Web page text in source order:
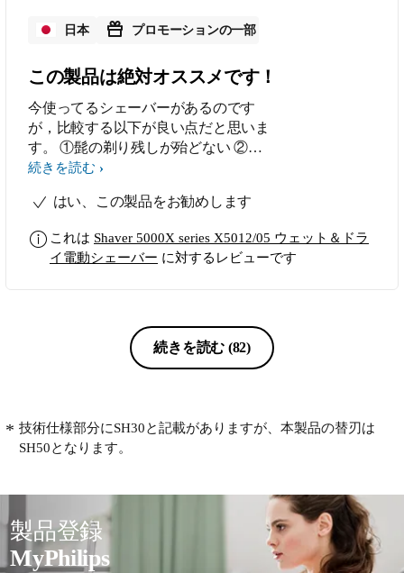
日本 プロモーションの一部
この製品は絶対オススメです！
今使ってるシェーバーがあるのです
が，比較する以下が良い点だと思いま
す。 ①髭の剃り残しが殆どない ②髭
を剃ってる際、肌の痛みがない ③充
程で満充電） ④バッテリー持ちも良
が，今の所悪い点は見当たらないで
す。
続きを読む
はい、この製品をお勧めします
これは Shaver 5000X series X5012/05 ウェット＆ドラ
イ電動シェーバー に対するレビューです
続きを読む (82)
技術仕様部分にSH30と記載がありますが、本製品の替刃は
SH50となります。
製品登録
MyPhilips